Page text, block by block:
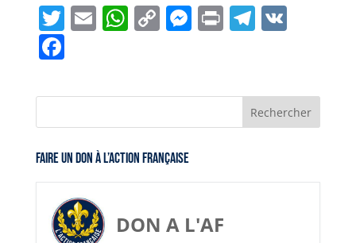
T
w
itt
er
E
l
W
s
A
p
p
C
y
Li
n
k
M
e
n
PrT
gr
a
V
F
c
e
b
o
o
k
Faire un don à l’Action Française
DON A L'AF